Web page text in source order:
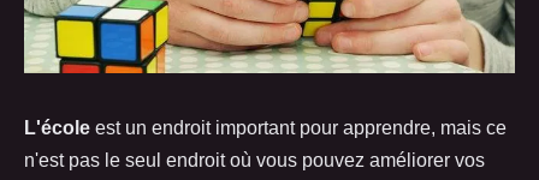
L'école est un endroit important pour apprendre, mais ce
n'est pas le seul endroit où vous pouvez améliorer vos